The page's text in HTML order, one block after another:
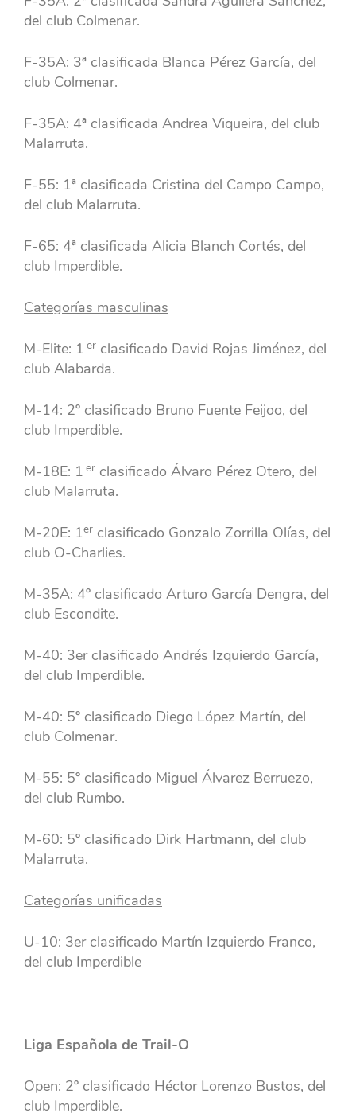
del club Colmenar.
F-35A: 3ª clasificada Blanca Pérez García, del
club Colmenar.
F-35A: 4ª clasificada Andrea Viqueira, del club
Malarruta.
F-55: 1ª clasificada Cristina del Campo Campo,
del club Malarruta.
F-65: 4ª clasificada Alicia Blanch Cortés, del
club Imperdible.
Categorías masculinas
M-Elite: 1 er clasificado David Rojas Jiménez, del
club Alabarda.
M-14: 2º clasificado Bruno Fuente Feijoo, del
club Imperdible.
M-18E: 1 er clasificado Álvaro Pérez Otero, del
club Malarruta.
M-20E: 1er clasificado Gonzalo Zorrilla Olías, del
club O-Charlies.
M-35A: 4º clasificado Arturo García Dengra, del
club Escondite.
M-40: 3er clasificado Andrés Izquierdo García,
del club Imperdible.
M-40: 5º clasificado Diego López Martín, del
club Colmenar.
M-55: 5º clasificado Miguel Álvarez Berruezo,
del club Rumbo.
M-60: 5º clasificado Dirk Hartmann, del club
Malarruta.
Categorías unificadas
U-10: 3er clasificado Martín Izquierdo Franco,
del club Imperdible
Liga Española de Trail-O
Open: 2º clasificado Héctor Lorenzo Bustos, del
club Imperdible.